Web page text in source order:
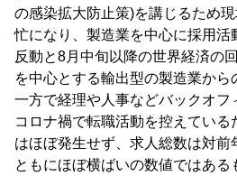
の感染拡大防止策)を講じるため
忙になり、製造業を中心に採用活
反動と8月中旬以降の世界経済の
を中心とする輸出型の製造業から
一方で経理や人事などバックオフ
コロナ禍で転職活動を控えてい
はほぼ発生せず、求人総数は対前
ともにほぼ横ばいの数値ではあ